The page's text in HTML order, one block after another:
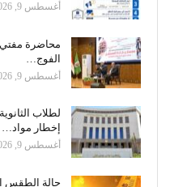
أغسطس 9, 2026
محاضرة مفتي
الفوج…
أغسطس 9, 2026
لطلاب
إخطار مواد…
أغسطس 9, 2026